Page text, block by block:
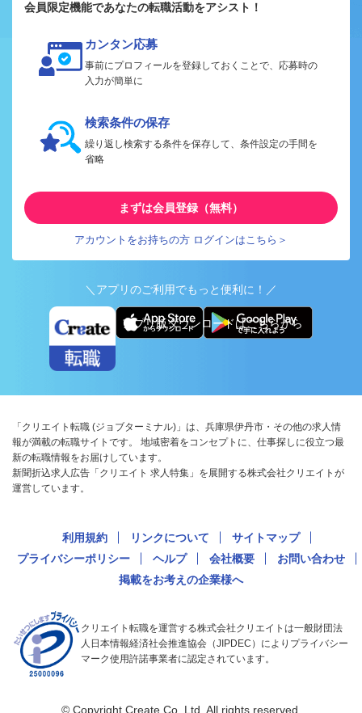
会員限定機能であなたの転職活動をアシスト！
カンタン応募
事前にプロフィールを登録しておくことで、応募時の
入力が簡単に
検索条件の保存
繰り返し検索する条件を保存して、条件設定の手間を
省略
まずは会員登録（無料）
アカウントをお持ちの方 ログインはこちら＞
＼アプリのご利用でもっと便利に！／
アプリ版ダウンロードはこちらから
「クリエイト転職 (ジョブターミナル)」は、兵庫県伊丹市・その他の求人情
報が満載の転職サイトです。 地域密着をコンセプトに、仕事探しに役立つ最
新の転職情報をお届けしています。
新聞折込求人広告「クリエイト 求人特集」を展開する株式会社クリエイトが
運営しています。
利用規約 リンクについて
サイトマップ
プライバシーポリシー
ヘルプ 会社概要
お問い合わせ
掲載をお考えの企業様へ
クリエイト転職を運営する株式会社クリエイトは一般財団法
人日本情報経済社会推進協会（JIPDEC）によりプライバシー
マーク使用許諾事業者に認定されています。
© Copyright Create Co.,Ltd. All rights reserved.